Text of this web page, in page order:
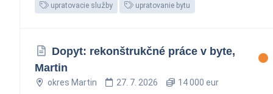
upratovacie služby upratovanie bytu
Dopyt: rekonštrukčné práce v byte,
Martin
okres Martin 27. 7. 2026 14 000 eur